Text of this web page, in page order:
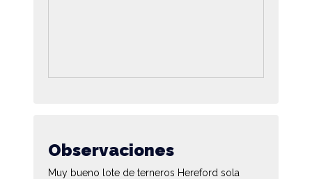
Observaciones
Muy bueno lote de terneros Hereford sola